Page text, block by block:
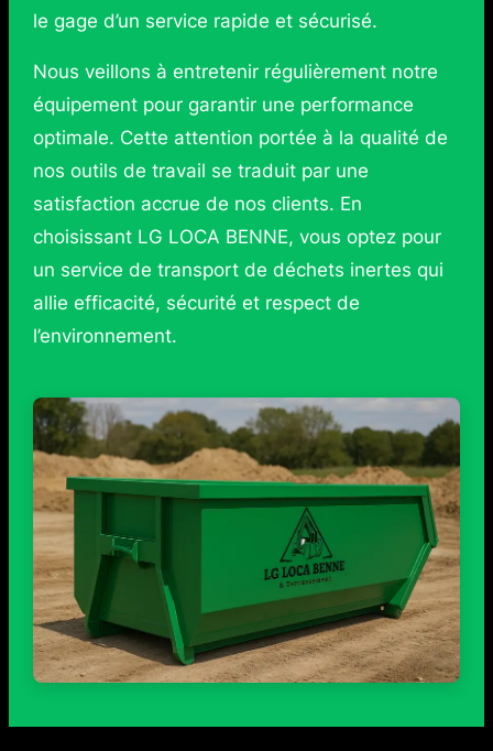
le gage d’un service rapide et sécurisé.
Nous veillons à entretenir régulièrement notre
équipement pour garantir une performance
optimale. Cette attention portée à la qualité de
nos outils de travail se traduit par une
satisfaction accrue de nos clients. En
choisissant LG LOCA BENNE, vous optez pour
un service de transport de déchets inertes qui
allie efficacité, sécurité et respect de
l’environnement.